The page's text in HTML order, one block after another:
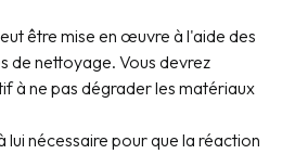
être mise en œuvre à l'aide des
de nettoyage. Vous devrez
à ne pas dégrader les matériaux
lui nécessaire pour que la réaction